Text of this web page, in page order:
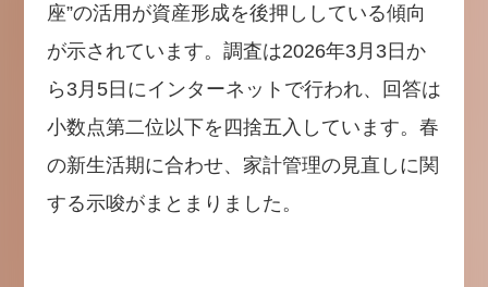
座”の活用が資産形成を後押ししている傾向
が示されています。調査は2026年3月3日か
ら3月5日にインターネットで行われ、回答は
小数点第二位以下を四捨五入しています。春
の新生活期に合わせ、家計管理の見直しに関
する示唆がまとまりました。